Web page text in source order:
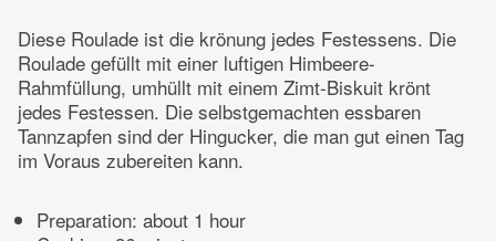
Diese Roulade ist die krönung jedes Festessens. Die
Roulade gefüllt mit einer luftigen Himbeere-
Rahmfüllung, umhüllt mit einem Zimt-Biskuit krönt
jedes Festessen. Die selbstgemachten essbaren
Tannzapfen sind der Hingucker, die man gut einen Tag
im Voraus zubereiten kann.
Preparation: about 1 hour